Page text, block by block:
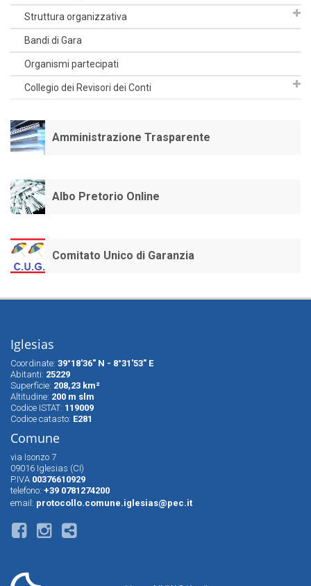
Struttura organizzativa
Bandi di Gara
Organismi partecipati
Collegio dei Revisori dei Conti
Amministrazione Trasparente
Albo Pretorio Online
Comitato Unico di Garanzia
Iglesias
Coordinate: 39°18'36" N - 8°31'53" E
Abitanti: 25229
Superfìcie: 208,23 km²
Altitudine: 200 m slm
Codice ISTAT: 119009
Codice catasto: E281
Comune
via Isonzo 7
09016 Iglesias (CI)
P.IVA 00376610929
telefono: +39 0781274200
email: protocollo.comune.iglesias@pec.it